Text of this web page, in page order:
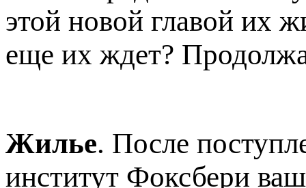
этой новой главой их
еще их ждет?
Жилье. После
институт Фоксбери